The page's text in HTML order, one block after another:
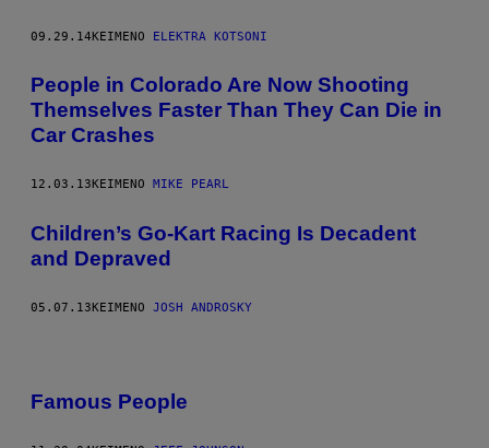
09.29.14ΚΕΊΜΕΝΟ ELEKTRA KOTSONI
People in Colorado Are Now Shooting
Themselves Faster Than They Can Die in
Car Crashes
12.03.13 ΚΕΊΜΕΝΟ MIKE PEARL
Children’s Go-Kart Racing Is Decadent
and Depraved
05.07.13ΚΕΊΜΕΝΟ JOSH ANDROSKY
Famous People